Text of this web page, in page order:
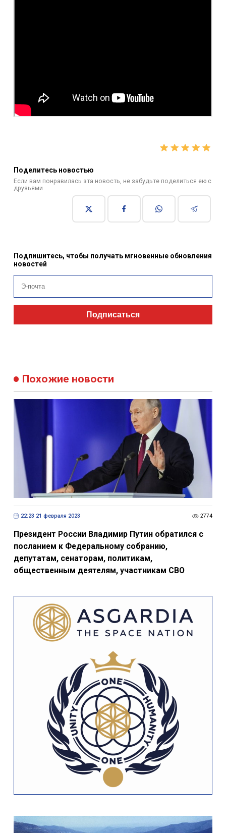
Поделитесь новостью
Если вам понравилась эта новость, не забудьте поделиться ею с
друзьями
Подпишитесь, чтобы получать мгновенные обновления
новостей
Подписаться
Похожие новости
22:23 21 февраля 2023 2774
Президент России Владимир Путин обратился с
посланием к Федеральному собранию,
депутатам, сенаторам, политикам,
общественным деятелям, участникам СВО